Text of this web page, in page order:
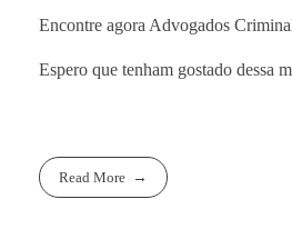
Encontre agora Advogados
Espero que tenham gostado dessa
Read More